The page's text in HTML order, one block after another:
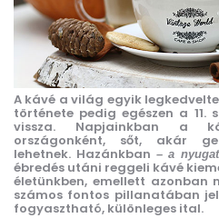
A kávé a világ egyik
története pedig egészen a
vissza. Napjainkban a
országonként, sőt, akár
lehetnek. Hazánkban – a
ébredés utáni reggeli kávé
életünkben, emellett azonban
számos fontos pillanatában
fogyasztható, különleges ital.